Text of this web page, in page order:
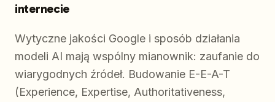
internecie
Wytyczne jakości Google i sposób działania
modeli AI mają wspólny mianownik: zaufanie do
wiarygodnych źródeł. Budowanie E-E-A-T
(Experience, Expertise, Authoritativeness,